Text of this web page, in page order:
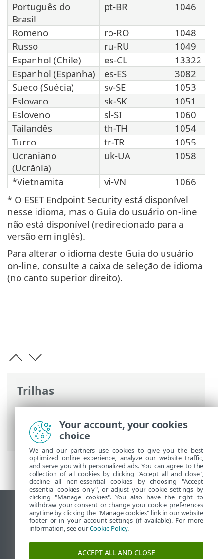
Trilhas
Ajuda on-line ESET>ESET Endpoint
Security >Especificações > Idiomas
compatíveis
Português do
Brasil
pt-BR 1046
Romeno ro-RO
1048
Russo
ru-RU
1049
Espanhol (Chile)
es-CL
13322
Espanhol (Espanha)
es-ES
3082
Sueco (Suécia)
sv-SE
1053
Eslovaco
sk-SK
1051
Esloveno
sl-SI
1060
Tailandês
th-TH
1054
Turco
tr-TR
1055
Ucraniano
(Ucrânia)
uk-UA 1058
*Vietnamita vi-VN
1066
* O ESET Endpoint Security está disponível
nesse idioma, mas o Guia do usuário on-line
não está disponível (redirecionado para a
versão em inglês).
Para alterar o idioma deste Guia do usuário
on-line, consulte a caixa de seleção de idioma
(no canto superior direito).
Ver site para desktop
End of Life
Base de conhecimento ESET
Fórum ESET
Your account, your cookies
choice
We and our partners use cookies to give you the best
optimized online experience, analyze our website traffic,
and serve you with personalized ads. You can agree to the
collection of all cookies by clicking "Accept all and close",
decline all non-essential cookies by choosing "Accept
essential cookies only", or adjust your cookie settings by
clicking "Manage cookies". You also have the right to
withdraw your consent or change your cookie preferences
anytime by clicking the "Manage cookies" link in our website
footer or in your account settings (if available). For more
information, see ourCookie Policy.
ACCEPT ALL AND CLOSE